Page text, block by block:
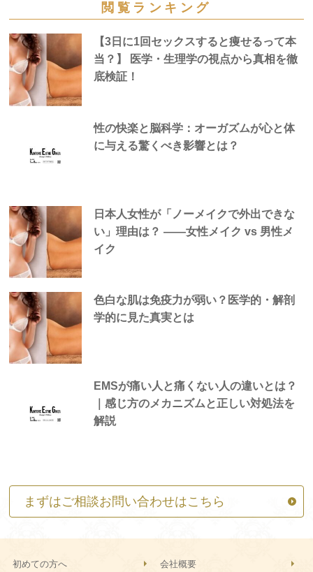
閲覧ランキング
【3日に1回セックスすると痩せるって本
当？】 医学・生理学の視点から真相を徹
底検証！
性の快楽と脳科学：オーガズムが心と体
に与える驚くべき影響とは？
日本人女性が「ノーメイクで外出できな
い」理由は？ —―女性メイク vs 男性メ
イク
色白な肌は免疫力が弱い？医学的・解剖
学的に見た真実とは
EMSが痛い人と痛くない人の違いとは？
｜感じ方のメカニズムと正しい対処法を
解説
まずはご相談お問い合わせはこちら
初めての方へ 会社概要